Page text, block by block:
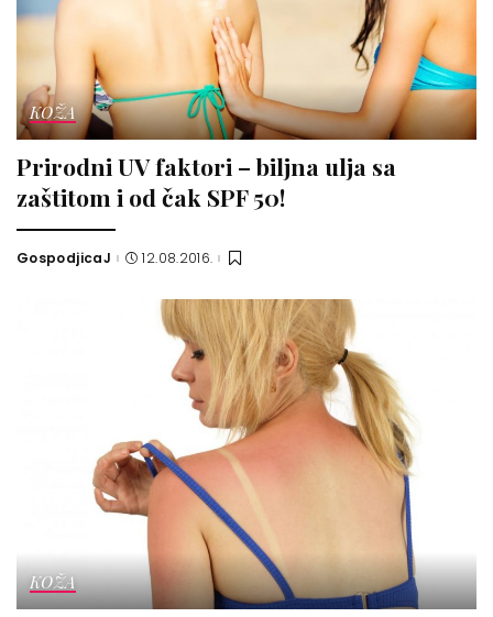
KOŽA
Prirodni UV faktori – biljna ulja sa
zaštitom i od čak SPF 50!
Posted
GospodjicaJ 12.08.2016.
KOŽA